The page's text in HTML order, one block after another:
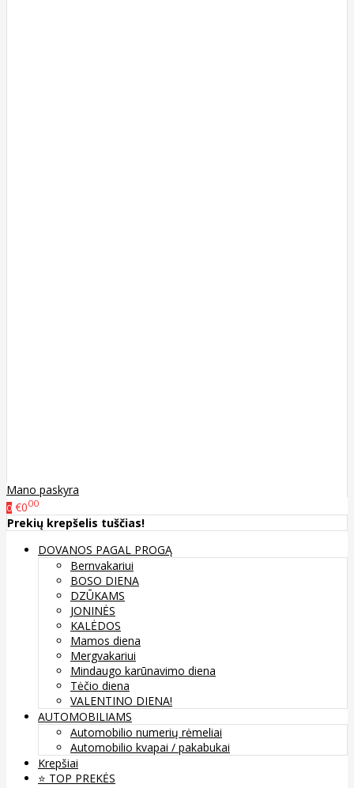
Mano paskyra
0 €000
Prekių krepšelis tuščias!
DOVANOS PAGAL PROGĄ
Bernvakariui
BOSO DIENA
DZŪKAMS
JONINĖS
KALĖDOS
Mamos diena
Mergvakariui
Mindaugo karūnavimo diena
Tėčio diena
VALENTINO DIENA!
AUTOMOBILIAMS
Automobilio numerių rėmeliai
Automobilio kvapai / pakabukai
Krepšiai
⭐️ TOP PREKĖS